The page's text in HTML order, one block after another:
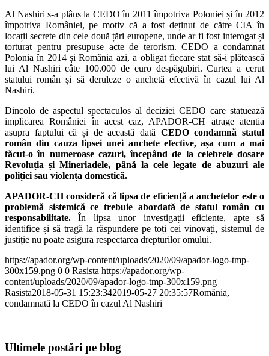
Al Nashiri s-a plâns la CEDO în 2011 împotriva Poloniei și în 2012
împotriva României, pe motiv că a fost deținut de către CIA în
locații secrete din cele două țări europene, unde ar fi fost interogat și
torturat pentru presupuse acte de terorism. CEDO a condamnat
Polonia în 2014 și România azi, a obligat fiecare stat să-i plătească
lui Al Nashiri câte 100.000 de euro despăgubiri. Curtea a cerut
statului român și să deruleze o anchetă efectivă în cazul lui Al
Nashiri.
Dincolo de aspectul spectaculos al deciziei CEDO care statuează
implicarea României în acest caz, APADOR-CH atrage atentia
asupra faptului că și de această dată CEDO condamnă statul
român din cauza lipsei unei anchete efective, așa cum a mai
făcut-o în numeroase cazuri, începând de la celebrele dosare
Revoluția și Mineriadele, până la cele legate de abuzuri ale
poliției sau violența domestică.
APADOR-CH consideră că lipsa de eficiență a anchetelor este o
problemă sistemică ce trebuie abordată de statul român cu
responsabilitate. În lipsa unor investigații eficiente, apte să
identifice și să tragă la răspundere pe toți cei vinovați, sistemul de
justiție nu poate asigura respectarea drepturilor omului.
https://apador.org/wp-content/uploads/2020/09/apador-logo-tmp-
300x159.png 0 0 Rasista https://apador.org/wp-
content/uploads/2020/09/apador-logo-tmp-300x159.png
Rasista2018-05-31 15:23:342019-05-27 20:35:57România,
condamnată la CEDO în cazul Al Nashiri
Ultimele postări pe blog